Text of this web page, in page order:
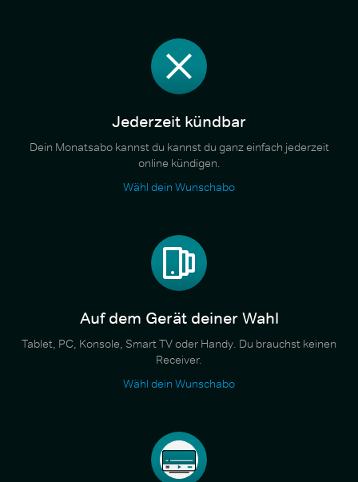
Jederzeit kündbar
Dein Monatsabo kannst du kannst du ganz einfach jederzeit
online kündigen.
Wähl dein Wunschabo
Auf dem Gerät deiner Wahl
Tablet, PC, Konsole, Smart TV oder Handy. Du brauchst keinen
Receiver.
Wähl dein Wunschabo